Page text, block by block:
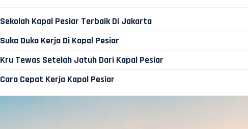
Sekolah Kapal Pesiar Terbaik Di Jakarta
Suka Duka Kerja Di Kapal Pesiar
Kru Tewas Setelah Jatuh Dari Kapal Pesiar
Cara Cepat Kerja Kapal Pesiar